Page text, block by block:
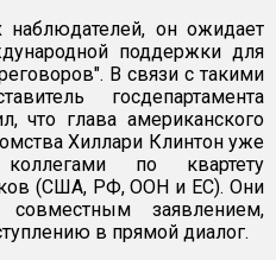
он ожидает
поддержки для
В связи с такими
госдепартамента
что глава американского
Хиллари Клинтон уже
по квартету
(США, РФ, ООН и ЕС). Они
заявлением,
в прямой диалог.